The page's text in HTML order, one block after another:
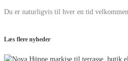
Du er naturligvis til hver en tid
Læs flere nyheder